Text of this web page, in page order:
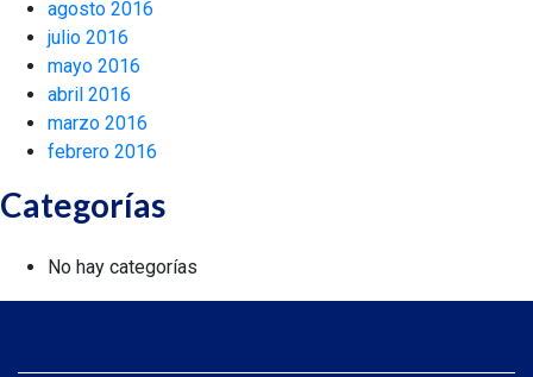
agosto 2016
julio 2016
mayo 2016
abril 2016
marzo 2016
febrero 2016
Categorías
No hay categorías